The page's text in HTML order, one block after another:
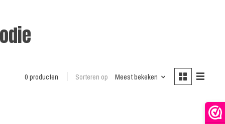
0 producten Sorteren op Meest bekeken